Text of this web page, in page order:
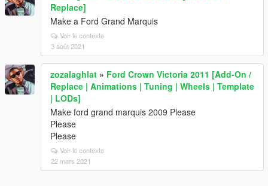
Replace]
Make a Ford Grand Marquis
Voir le contexte
3 août 2021
zozalaghlat » Ford Crown Victoria 2011 [Add-On /
Replace | Animations | Tuning | Wheels | Template
| LODs]
Make ford grand marquis 2009 Please
Please
Please
Voir le contexte
22 mars 2021